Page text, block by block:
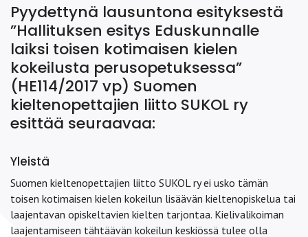
Pyydettynä lausuntona esityksestä
”Hallituksen esitys Eduskunnalle
laiksi toisen kotimaisen kielen
kokeilusta perusopetuksessa”
(HE114/2017 vp) Suomen
kieltenopettajien liitto SUKOL ry
esittää seuraavaa:
Yleistä
Suomen kieltenopettajien liitto SUKOL ry ei usko tämän
toisen kotimaisen kielen kokeilun lisäävän kieltenopiskelua tai
laajentavan opiskeltavien kielten tarjontaa. Kielivalikoiman
laajentamiseen tähtäävän kokeilun keskiössä tulee olla